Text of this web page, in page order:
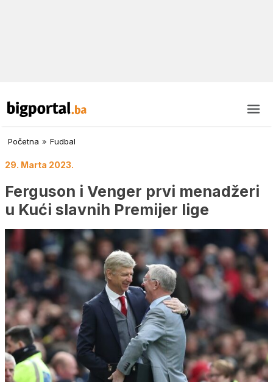
Početna » Fudbal
29. Marta 2023.
Ferguson i Venger prvi menadžeri
u Kući slavnih Premijer lige